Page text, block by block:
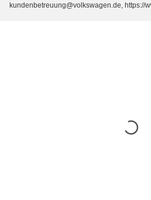
kundenbetreuung@volkswagen.de, https://